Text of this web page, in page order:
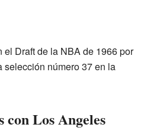
Draft de la NBA de 1966 por
selección número 37 en la
Los Angeles